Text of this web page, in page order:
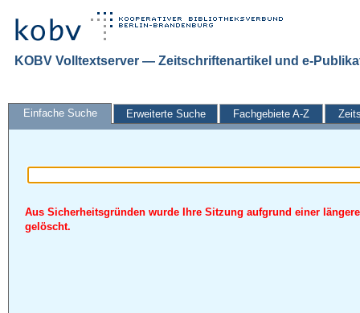
KOBV Volltextserver — Zeitschriftenartikel und e-
Einfache Suche Erweiterte Suche Fachgebiete A-Z
Aus Sicherheitsgründen wurde Ihre Sitzung aufgrund einer
gelöscht.